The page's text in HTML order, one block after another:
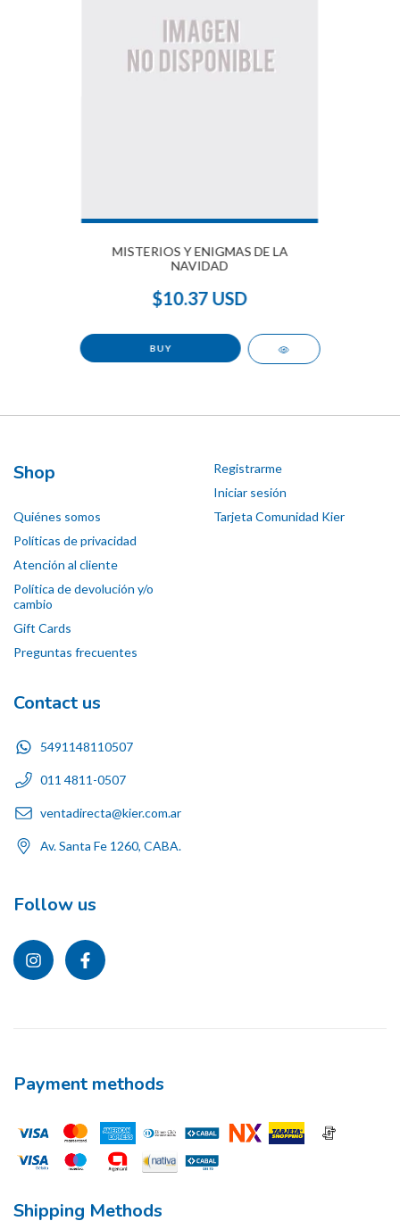
MISTERIOS Y ENIGMAS DE LA
NAVIDAD
$10.37 USD
Shop
Quiénes somos
Políticas de privacidad
Atención al cliente
Política de devolución y/o
cambio
Gift Cards
Preguntas frecuentes
Registrarme
Iniciar sesión
Tarjeta Comunidad Kier
Contact us
5491148110507
011 4811-0507
ventadirecta@kier.com.ar
Av. Santa Fe 1260, CABA.
Follow us
Payment methods
Shipping Methods